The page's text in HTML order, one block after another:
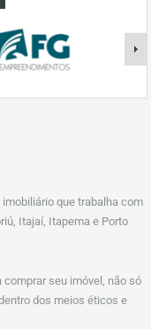
que trabalha com
Itajaí, Itapema e Porto
seu imóvel, não só
dos meios éticos e